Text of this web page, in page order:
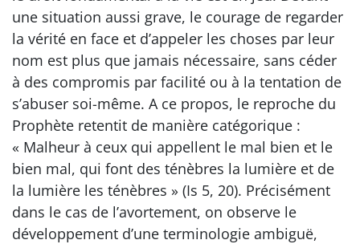
une situation aussi grave, le courage de regarder
la vérité en face et d’appeler les choses par leur
nom est plus que jamais nécessaire, sans céder
à des compromis par facilité ou à la tentation de
s’abuser soi-même. A ce propos, le reproche du
Prophète retentit de manière catégorique :
« Malheur à ceux qui appellent le mal bien et le
bien mal, qui font des ténèbres la lumière et de
la lumière les ténèbres » (Is 5, 20). Précisément
dans le cas de l’avortement, on observe le
développement d’une terminologie ambiguë,